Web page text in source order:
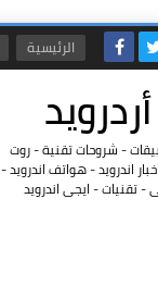
الرئيسية
- شروحات تقنية - روت
اندرويد - هواتف اندرويد -
- تقنيات - ايجى اندرويد